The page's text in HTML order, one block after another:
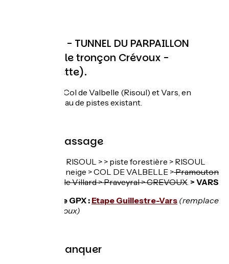
ATTENTION - TUNNEL DU PARPAILLON
FERME (sur le tronçon Crévoux -
Barcelonnette).
Passage par le Col de Valbelle (Risoul) et Vars, en
utilisant le réseau de pistes existant.
Points de passage
GUILLESTRE > RISOUL > > piste forestière > RISOUL
1850 > front de neige > COL DE VALBELLE >Pramouton
> Les Bleincs > le Villard > Praveyral > CREVOUX. > VARS
Nouvelle trace GPX : Etape Guillestre-Vars (remplace
Guillestre Crévoux)
À ne pas manquer